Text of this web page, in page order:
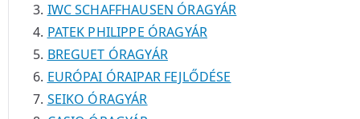
IWC SCHAFFHAUSEN ÓRAGYÁR
PATEK PHILIPPE ÓRAGYÁR
BREGUET ÓRAGYÁR
EURÓPAI ÓRAIPAR FEJLŐDÉSE
SEIKO ÓRAGYÁR